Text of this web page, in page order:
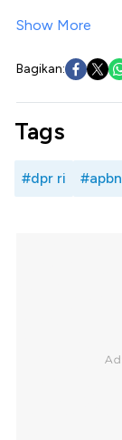
Show More
Bagikan:
Tags
#dpr ri #apbn